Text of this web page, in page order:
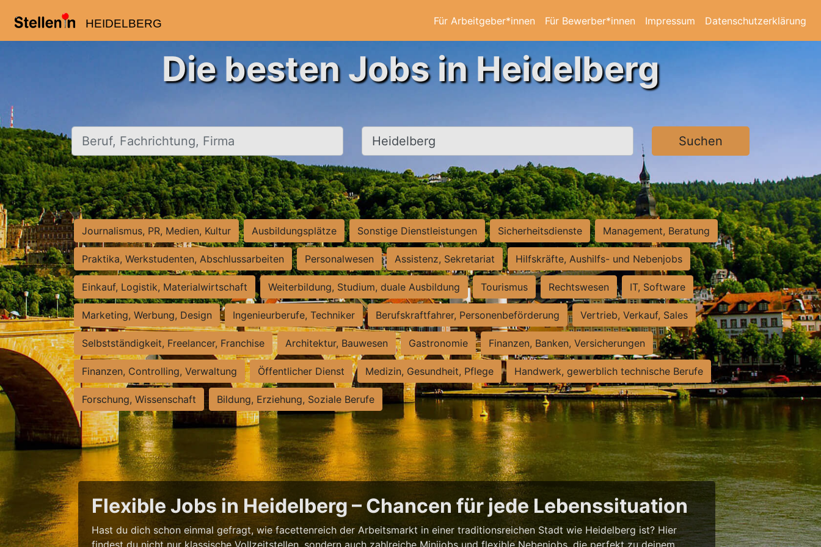
HEIDELBERG Für Arbeitgeber*innen Für Bewerber*innen Impressum Datenschutzerklärung
Die besten Jobs in Heidelberg
Beruf, Fachrichtung, Firma Ort, Stadt Suchen
Journalismus, PR, Medien, Kultur Ausbildungsplätze Sonstige Dienstleistungen Sicherheitsdienste Management, Beratung
Praktika, Werkstudenten, Abschlussarbeiten Personalwesen Assistenz, Sekretariat Hilfskräfte, Aushilfs- und Nebenjobs
Einkauf, Logistik, Materialwirtschaft Weiterbildung, Studium, duale Ausbildung Tourismus Rechtswesen IT, Software
Marketing, Werbung, Design Ingenieurberufe, Techniker Berufskraftfahrer, Personenbeförderung Vertrieb, Verkauf, Sales
Selbstständigkeit, Freelancer, Franchise Architektur, Bauwesen Gastronomie Finanzen, Banken, Versicherungen
Finanzen, Controlling, Verwaltung Öffentlicher Dienst Medizin, Gesundheit, Pflege Handwerk, gewerblich technische Berufe
Forschung, Wissenschaft Bildung, Erziehung, Soziale Berufe
Flexible Jobs in Heidelberg – Chancen für jede Lebenssituation
Hast du dich schon einmal gefragt, wie facettenreich der Arbeitsmarkt in einer traditionsreichen Stadt wie Heidelberg ist? Hier